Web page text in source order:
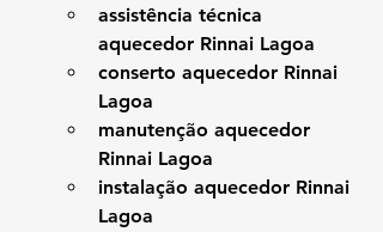
assistência técnica
aquecedor Rinnai Lagoa
conserto aquecedor Rinnai
Lagoa
manutenção aquecedor
Rinnai Lagoa
instalação aquecedor Rinnai
Lagoa